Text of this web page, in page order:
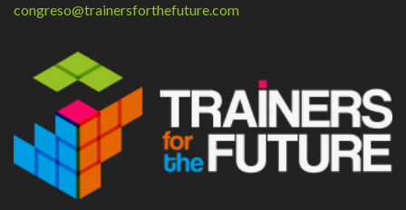
congreso@trainersforthefuture.com